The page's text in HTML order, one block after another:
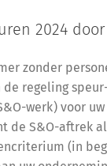
2024 door
zonder
regeling
werk) voor
de S&O-aftrek
(in